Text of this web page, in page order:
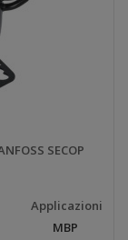
SECOP
Applicazioni
MBP